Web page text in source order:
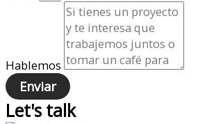
Hablemos
Enviar
Let's talk